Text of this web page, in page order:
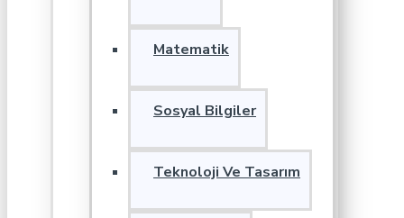
Matematik
Sosyal Bilgiler
Teknoloji Ve Tasarım